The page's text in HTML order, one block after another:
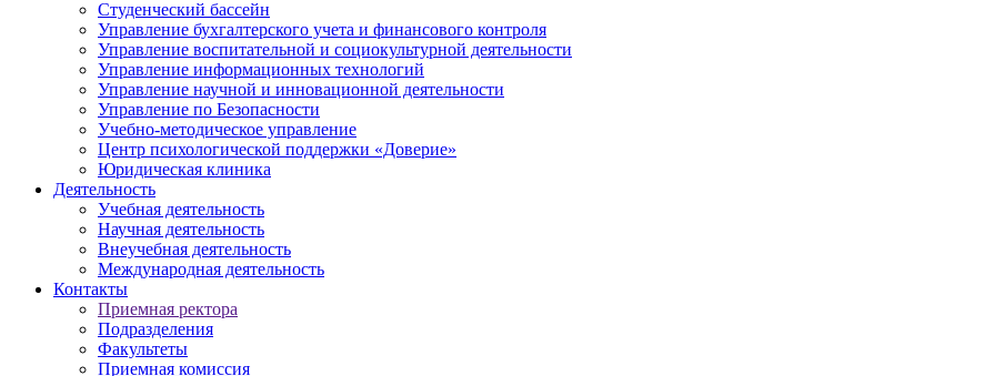
Студенческий бассейн
Управление бухгалтерского учета и финансового контроля
Управление воспитательной и социокультурной деятельности
Управление информационных технологий
Управление научной и инновационной деятельности
Управление по Безопасности
Учебно-методическое управление
Центр психологической поддержки «Доверие»
Юридическая клиника
Деятельность
Учебная деятельность
Научная деятельность
Внеучебная деятельность
Международная деятельность
Контакты
Приемная ректора
Подразделения
Факультеты
Приемная комиссия